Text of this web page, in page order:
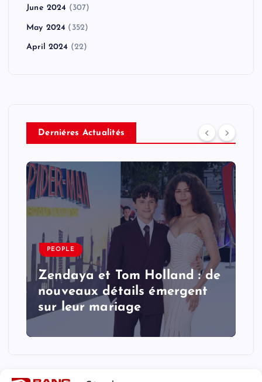
June 2024 (307)
May 2024 (352)
April 2024 (22)
Derniéres Actualités
PEOPLE
Zendaya et Tom Holland : de
nouveaux détails émergent
sur leur mariage